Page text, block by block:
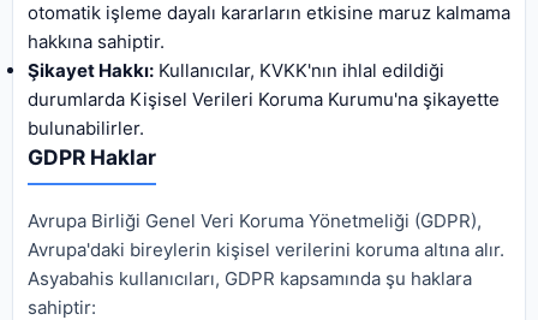
otomatik işleme dayalı kararların etkisine maruz kalmama
hakkına sahiptir.
Şikayet Hakkı: Kullanıcılar, KVKK'nın ihlal edildiği
durumlarda Kişisel Verileri Koruma Kurumu'na şikayette
bulunabilirler.
GDPR Haklar
Avrupa Birliği Genel Veri Koruma Yönetmeliği (GDPR),
Avrupa'daki bireylerin kişisel verilerini koruma altına alır.
Asyabahis kullanıcıları, GDPR kapsamında şu haklara
sahiptir: